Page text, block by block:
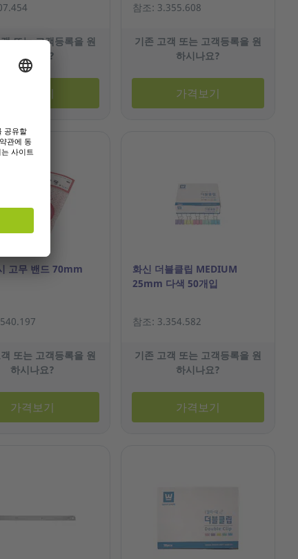
또는 고객등록을 원
하시나요?
가격보기
참조: 3.355.608
기존 고객 또는 고객등록을 원
하시나요?
가격보기
고무 밴드 70mm
또는 고객등록을 원
하시나요?
가격보기
화신 더블클립 MEDIUM
25mm 다색 50개입
참조: 3.354.582
기존 고객 또는 고객등록을 원
하시나요?
가격보기